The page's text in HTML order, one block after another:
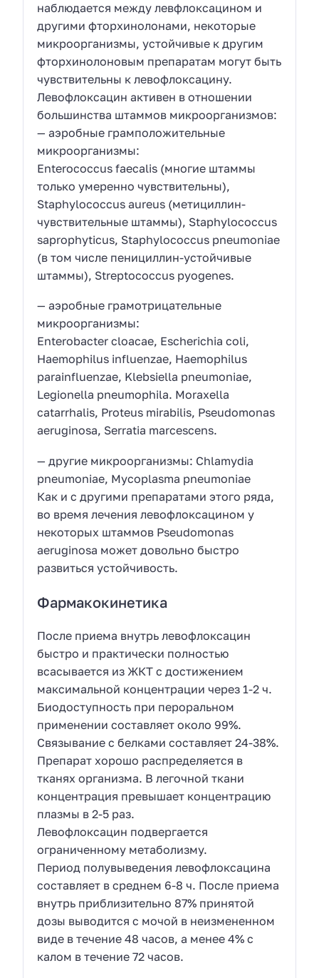
наблюдается между левфлоксацином и
другими фторхинолонами, некоторые
микроорганизмы, устойчивые к другим
фторхинолоновым препаратам могут быть
чувствительны к левофлоксацину.
Левофлоксацин активен в отношении
большинства штаммов микроорганизмов:
— аэробные грамположительные
микроорганизмы:
Enterococcus faecalis (многие штаммы
только умеренно чувствительны),
Staphylococcus aureus (метициллин-
чувствительные штаммы), Staphylococcus
saprophyticus, Staphylococcus pneumoniae
(в том числе пенициллин-устойчивые
штаммы), Streptococcus pyogenes.
— аэробные грамотрицательные
микроорганизмы:
Enterobacter cloacae, Escherichia coli,
Haemophilus influenzae, Haemophilus
parainfluenzae, Klebsiella pneumoniae,
Legionella pneumophila. Moraxella
catarrhalis, Proteus mirabilis, Pseudomonas
aeruginosa, Serratia marcescens.
— другие микроорганизмы: Chlamydia
pneumoniae, Mycoplasma pneumoniae
Как и с другими препаратами этого ряда,
во время лечения левофлоксацином у
некоторых штаммов Pseudomonas
aeruginosa может довольно быстро
развиться устойчивость.
Фармакокинетика
После приема внутрь левофлоксацин
быстро и практически полностью
всасывается из ЖКТ с достижением
максимальной концентрации через 1-2 ч.
Биодоступность при пероральном
применении составляет около 99%.
Связывание с белками составляет 24-38%.
Препарат хорошо распределяется в
тканях организма. В легочной ткани
концентрация превышает концентрацию
плазмы в 2-5 раз.
Левофлоксацин подвергается
ограниченному метаболизму.
Период полувыведения левофлоксацина
составляет в среднем 6-8 ч. После приема
внутрь приблизительно 87% принятой
дозы выводится с мочой в неизмененном
виде в течение 48 часов, а менее 4% с
калом в течение 72 часов.